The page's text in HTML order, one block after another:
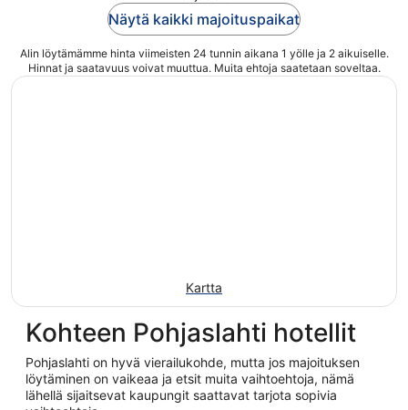
Näytä kaikki majoituspaikat
Alin löytämämme hinta viimeisten 24 tunnin aikana 1 yölle ja 2 aikuiselle.
Hinnat ja saatavuus voivat muuttua. Muita ehtoja saatetaan soveltaa.
Kartta
Kohteen Pohjaslahti hotellit
Pohjaslahti on hyvä vierailukohde, mutta jos majoituksen
löytäminen on vaikeaa ja etsit muita vaihtoehtoja, nämä
lähellä sijaitsevat kaupungit saattavat tarjota sopivia